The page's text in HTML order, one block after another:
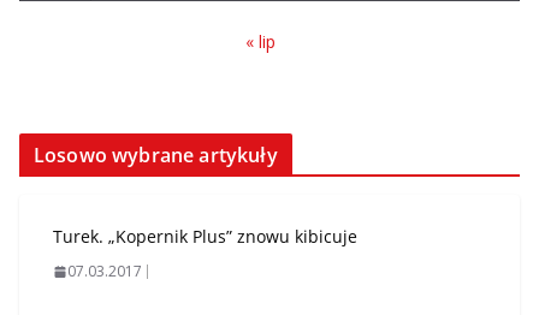
« lip
Losowo wybrane artykuły
Turek. „Kopernik Plus” znowu kibicuje
07.03.2017